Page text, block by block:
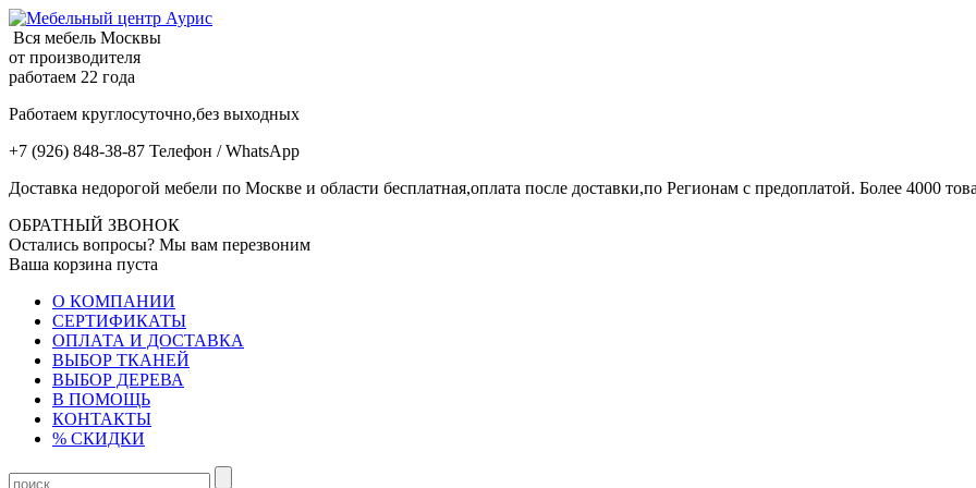
Вся мебель Москвы
от производителя
работаем 22 года
Работаем круглосуточно,без выходных
+7 (926) 848-38-87 Телефон / WhatsApp
Доставка недорогой мебели по Москве и области бесплатная,оплата после доставки,по Регионам с предоплатой. Более 4000
ОБРАТНЫЙ ЗВОНОК
Остались вопросы? Мы вам перезвоним
Ваша корзина пуста
О КОМПАНИИ
СЕРТИФИКАТЫ
ОПЛАТА И ДОСТАВКА
ВЫБОР ТКАНЕЙ
ВЫБОР ДЕРЕВА
В ПОМОЩЬ
КОНТАКТЫ
% СКИДКИ